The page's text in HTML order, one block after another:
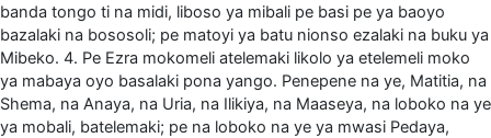
banda tongo ti na midi, liboso ya mibali pe basi pe ya baoyo
bazalaki na bososoli; pe matoyi ya batu nionso ezalaki na buku ya
Mibeko. 4. Pe Ezra mokomeli atelemaki likolo ya etelemeli moko
ya mabaya oyo basalaki pona yango. Penepene na ye, Matitia, na
Shema, na Anaya, na Uria, na Ilikiya, na Maaseya, na loboko na ye
ya mobali, batelemaki; pe na loboko na ye ya mwasi Pedaya,